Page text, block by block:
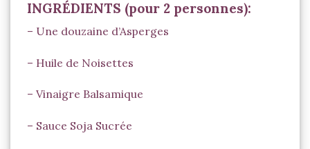
INGRÉDIENTS (pour 2 personnes):
– Une douzaine d’Asperges
– Huile de Noisettes
– Vinaigre Balsamique
– Sauce Soja Sucrée